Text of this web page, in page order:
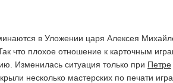
в Уложении царя Алексея
что плохое отношение к карточным
Изменилась ситуация только при Петре
несколько мастерских по печати